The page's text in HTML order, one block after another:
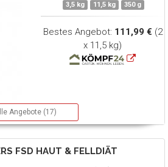
3,5 kg 11,5 kg 350 g
Bestes Angebot: 111,99 € (2
x 11,5 kg)
Angebote (17)
FSD HAUT & FELLDIÄT